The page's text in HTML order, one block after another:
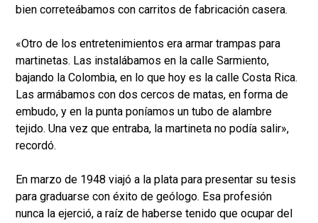
bien correteábamos con carritos de fabricación casera.
«Otro de los entretenimientos era armar trampas para
martinetas. Las instalábamos en la calle Sarmiento,
bajando la Colombia, en lo que hoy es la calle Costa Rica.
Las armábamos con dos cercos de matas, en forma de
embudo, y en la punta poníamos un tubo de alambre
tejido. Una vez que entraba, la martineta no podía salir»,
recordó.
En marzo de 1948 viajó a la plata para presentar su tesis
para graduarse con éxito de geólogo. Esa profesión
nunca la ejerció, a raíz de haberse tenido que ocupar del